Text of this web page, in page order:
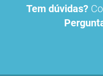
Tem dúvidas?